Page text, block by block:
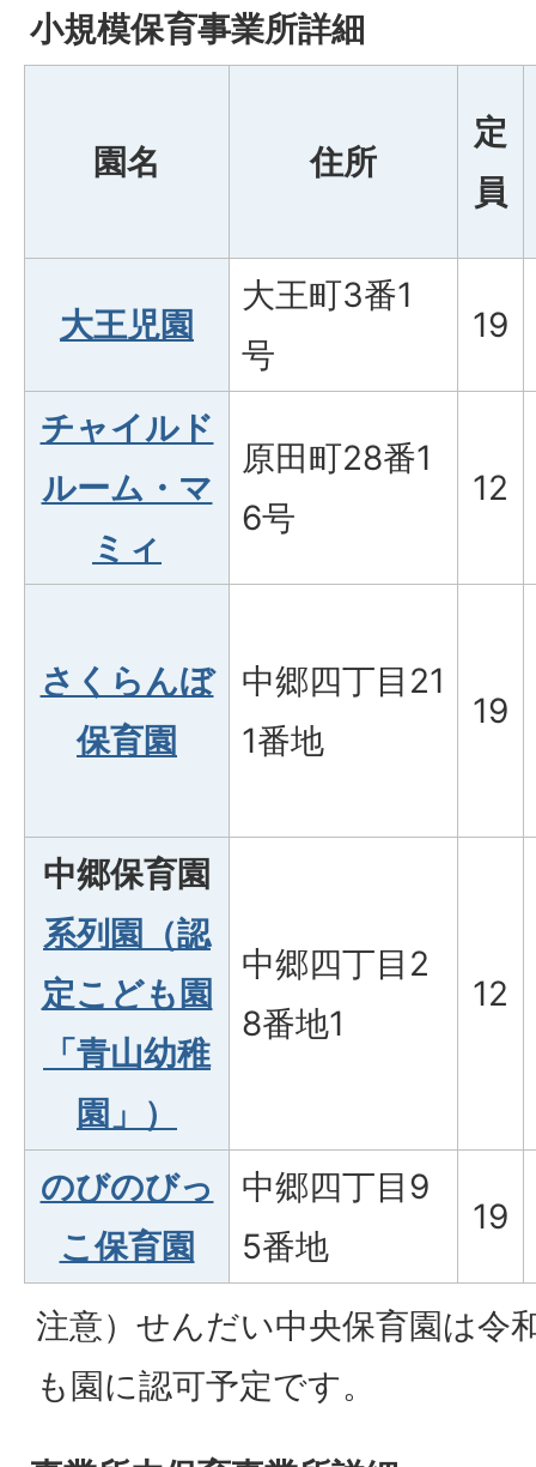
小規模保育事業所詳細
園名 住所
定
員
大王児園
大王町3番1
号
19
チャイルド
ルーム・マ
ミィ
原田町28番1
6号
12
さくらんぼ
保育園
中郷四丁目21
1番地
19
中郷保育園
系列園（認
定こども園
「青山幼稚
園」）
中郷四丁目2
8番地1
12
のびのびっ
こ保育園
中郷四丁目9
5番地
19
注意）せんだい中央保育園は令
も園に認可予定です。